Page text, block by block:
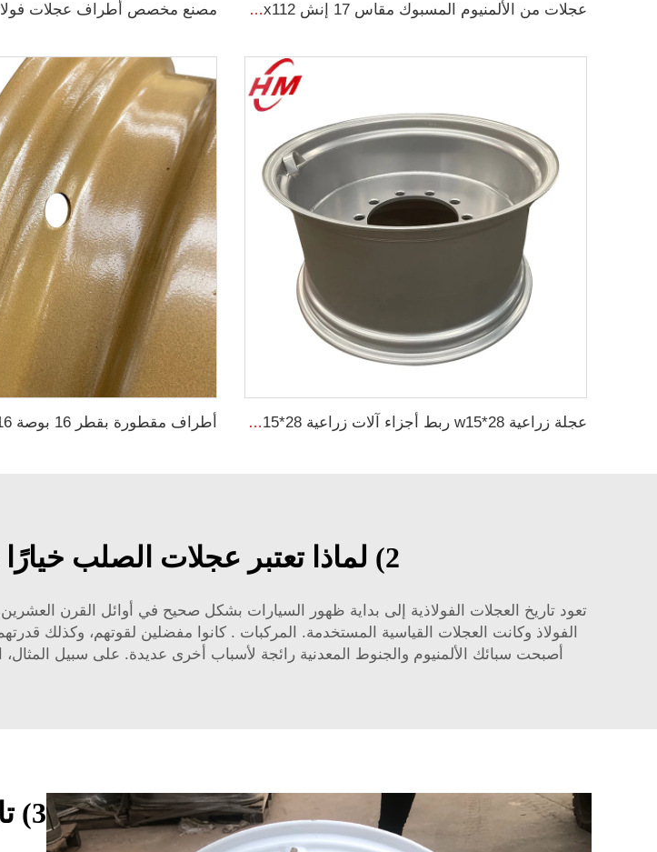
عجلات من الألمنيوم المسبوك مقاس 17 إنش 5x112 لعجلات السيارات مقاس 195/40R17 و205/40R17 لإطارات السيارات
عجلة زراعية w15*28 ربط أجزاء آلات زراعية w15*28 حلقات فولاذية للإطارات الزراعية 16.9-28
2) لماذا تعتبر عجلات الصلب خيارًا شائعًا للقيادة خارج الطرق
تعود تاريخ العجلات الفولاذية إلى بداية ظهور السيارات بشكل صحيح في أوائل القرن
الفولاذ وكانت العجلات القياسية المستخدمة.
المركبات . كانوا مفضلين لقوتهم، وكذلك
أصبحت سبائك الألمنيوم والجنوط المعدنية رائجة لأسباب أخرى عديدة. على سبيل المثال،
3) تاريخ تطور عجلات الصلب